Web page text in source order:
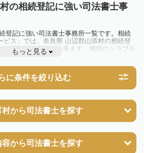
の相続登記に強い司法書士事
登記に強い司法書士事務所一覧です。相続
ビス」では、奈良県 山辺郡山添村の相続登
一覧で見ることが出来ます。相続のトラブル
一度近隣の司法書士に相談してみましょう。
を知った日から3年以内に登記しないと、
れるため、速やかな手続きが必要です。義務
注意しましょう。
任せることが可能です。
人申告登記制度が創設されました。遺産分割
できない場合は、この制度の活用を検討し
もっと見る
に条件を絞り込む
から司法書士を探す
から司法書士を探す